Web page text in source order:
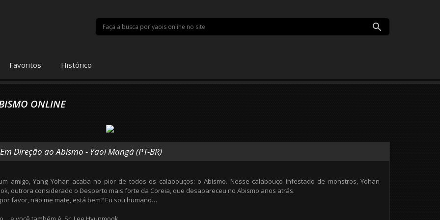
Favoritos Histórico
ONLINE
Direção ao Abismo - Yaoi Mangá (PT-BR)
amigo, Yang Yohan acaba no pior de todos os calabouços: o Abismo. Nesse calabouço infestado de monstros, Yohan
outrora considerado o Desperto mais forte da Coreia, que desapareceu no Abismo anos atrás.
favor, não me mate, está bem? Eu sou humano…